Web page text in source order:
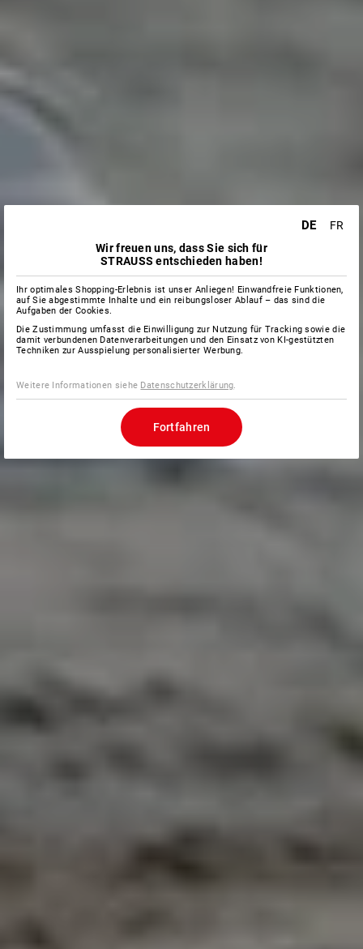
DE
FR
Wir freuen uns, dass Sie sich für
STRAUSS entschieden haben!
Ihr optimales Shopping-Erlebnis ist unser Anliegen! Einwandfreie Funktionen,
auf Sie abgestimmte Inhalte und ein reibungsloser Ablauf – das sind die
Aufgaben der Cookies.
Die Zustimmung umfasst die Einwilligung zur Nutzung für Tracking sowie die
damit verbundenen Datenverarbeitungen und den Einsatz von KI-gestützten
Techniken zur Ausspielung personalisierter Werbung.
Weitere Informationen siehe Datenschutzerklärung.
Fortfahren